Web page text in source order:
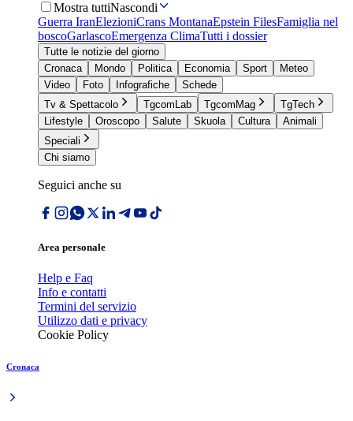
Mostra tuttiNascondi
Guerra IranElezioniCrans MontanaEpstein FilesFamiglia nel
boscoGarlascoEmergenza ClimaTutti i dossier
Tutte le notizie del giorno
Cronaca
Mondo Politica Economia Sport
Meteo
Video
Foto Infografiche
Schede
Tv & Spettacolo
TgcomLab TgcomMag
TgTech
Lifestyle
Oroscopo Salute Skuola Cultura
Animali
Speciali
Chi siamo
Seguici anche su
Area personale
Help e Faq
Info e contatti
Termini del servizio
Utilizzo dati e privacy
Cookie Policy
Cronaca